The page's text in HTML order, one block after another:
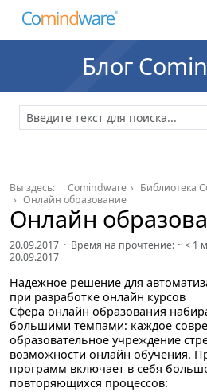
Блог
Вы здесь: Comindware Библиотека
Онлайн образование
Онлайн
20.09.2017 · Время на прочтение: ~< 1
20.09.2017
Надежное решение для
при разработке онлайн курсов
Сфера онлайн образования
большими темпами: каждое
образовательное учреждение
возможности онлайн обучения.
программ включает в себя
повторяющихся процессов: